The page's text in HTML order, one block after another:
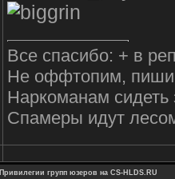
Все спасибо: + в
Не оффтопим,
Наркоманам сидеть
Спамеры идут
Привилегии групп юзеров на CS-HLDS.RU